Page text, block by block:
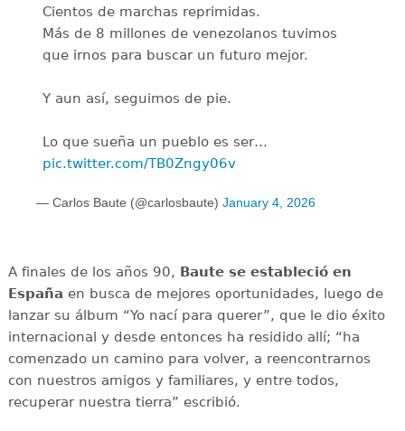
Cientos de marchas reprimidas.
Más de 8 millones de venezolanos tuvimos
que irnos para buscar un futuro mejor.
Y aun así, seguimos de pie.
Lo que sueña un pueblo es ser…
pic.twitter.com/TB0Zngy06v
— Carlos Baute (@carlosbaute) January 4, 2026
A finales de los años 90, Baute se estableció en
España en busca de mejores oportunidades, luego de
lanzar su álbum “Yo nací para querer”, que le dio éxito
internacional y desde entonces ha residido allí; “ha
comenzado un camino para volver, a reencontrarnos
con nuestros amigos y familiares, y entre todos,
recuperar nuestra tierra” escribió.